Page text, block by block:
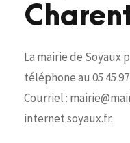
La mairie de Soyaux
téléphone au 05 45
Courriel :
internet soyaux.fr.